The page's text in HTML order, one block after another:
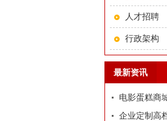
人才招聘
行政架构
最新资讯
电影蛋糕商
企业定制高